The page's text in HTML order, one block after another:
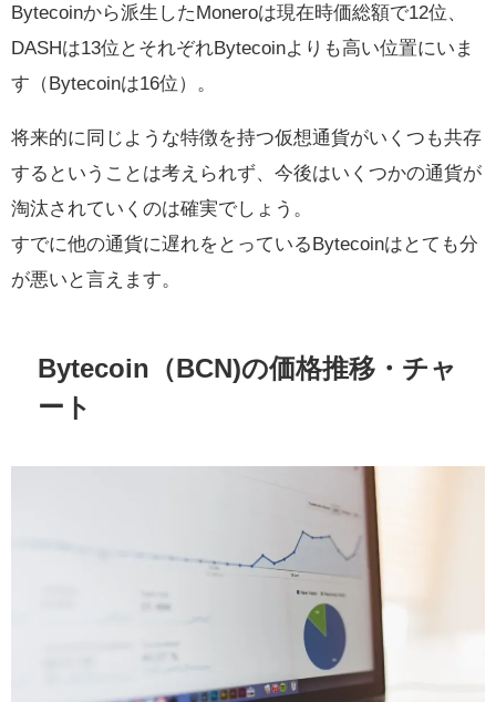
Bytecoinから派生したMoneroは現在時価総額で12位、
DASHは13位とそれぞれBytecoinよりも高い位置にいま
す（Bytecoinは16位）。
将来的に同じような特徴を持つ仮想通貨がいくつも共存
するということは考えられず、今後はいくつかの通貨が
淘汰されていくのは確実でしょう。
すでに他の通貨に遅れをとっているBytecoinはとても分
が悪いと言えます。
Bytecoin（BCN)の価格推移・チャ
ート